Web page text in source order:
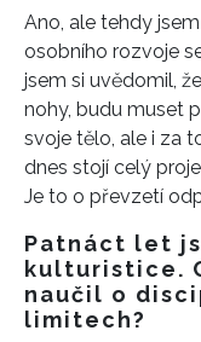
Ano, ale tehdy
osobního rozvoje
jsem si uvědomil,
nohy, budu muset
svoje tělo, ale i za
dnes stojí celý
Je to o převzetí
Patnáct let
kulturistice.
naučil o
limitech?